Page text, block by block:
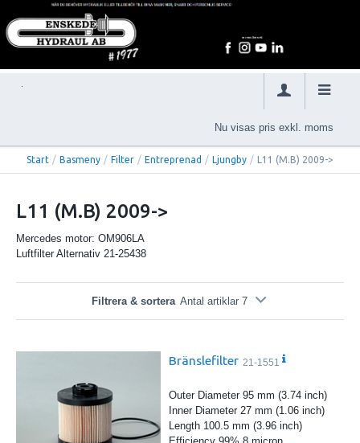
Nu visas pris exkl. moms
Start / Basmeny / Filter / Entreprenad / Ljungby / L11 (M.B) 2009->
L11 (M.B) 2009->
Mercedes motor: OM906LA
Luftfilter Alternativ 21-25438
Filtrera & sortera Antal artiklar 7
Bränslefilter 21-1551
Outer Diameter 95 mm (3.74 inch)
Inner Diameter 27 mm (1.06 inch)
Length 100.5 mm (3.96 inch)